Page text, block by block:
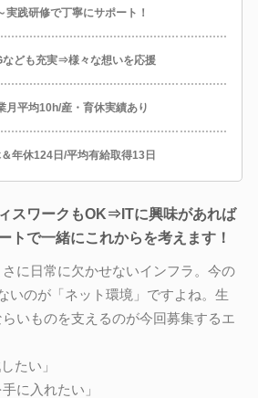
実践研修で丁寧にサポート！
なども充実⇒様々な想いを応援
月平均10h/産・育休実績あり
年休124日/平均有給取得13日
スワークもOK⇒ITに興味があれば
トで一緒にこれからを考えます！
に日常に欠かせないインフラ。今の
いのが「ネット環境」ですよね。生
いものを支えるのが今回募集するエ
たい」
に入れたい」